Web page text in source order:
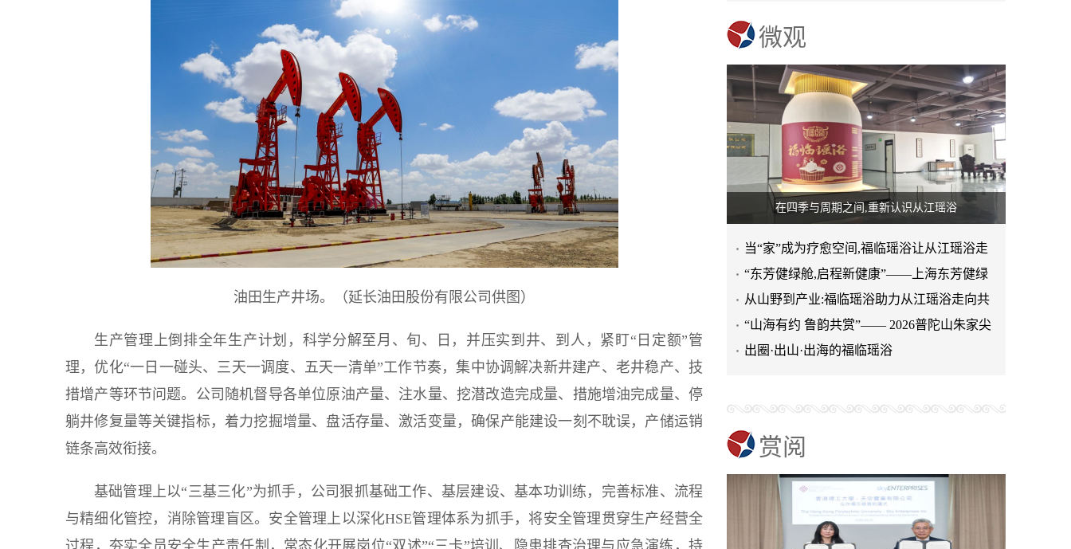
油田生产井场。（延长油田股份有限公司供图）
生产管理上倒排全年生产计划，科学分解至月、旬、日，并压实到井、到人，紧盯“日定额”管
理，优化“一日一碰头、三天一调度、五天一清单”工作节奏，集中协调解决新井建产、老井稳产、技
措增产等环节问题。公司随机督导各单位原油产量、注水量、挖潜改造完成量、措施增油完成量、停
躺井修复量等关键指标，着力挖掘增量、盘活存量、激活变量，确保产能建设一刻不耽误，产储运销
链条高效衔接。
基础管理上以“三基三化”为抓手，公司狠抓基础工作、基层建设、基本功训练，完善标准、流程
与精细化管控，消除管理盲区。安全管理上以深化HSE管理体系为抓手，将安全管理贯穿生产经营全
过程，夯实全员安全生产责任制，常态化开展岗位“双述”“三卡”培训、隐患排查治理与应急演练，持
微观
在四季与周期之间,重新认识从江瑶浴
当“家”成为疗愈空间,福临瑶浴让从江瑶浴走
进日常生活
“东芳健绿舱,启程新健康”——上海东芳健绿
AI智能养身舱品牌发
从山野到产业:福临瑶浴助力从江瑶浴走向共
赢之路
“山海有约 鲁韵共赏”—— 2026普陀山朱家尖
文旅推介会亮相泉城
出圈·出山·出海的福临瑶浴
赏阅